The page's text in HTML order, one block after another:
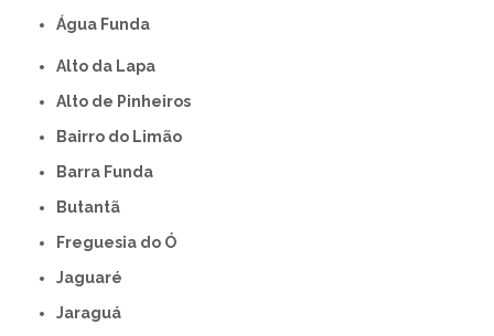
Água Funda
Alto da Lapa
Alto de Pinheiros
Bairro do Limão
Barra Funda
Butantã
Freguesia do Ó
Jaguaré
Jaraguá